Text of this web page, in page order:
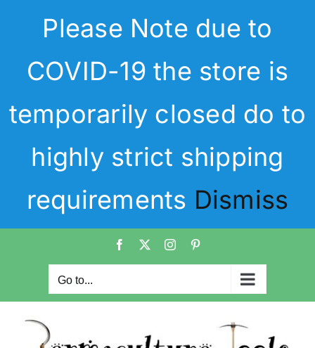
Please Note due to
COVID-19 the store is
temporarily closed do to
highly strict shipping
requirements Dismiss
Facebook Instagram
Go to...